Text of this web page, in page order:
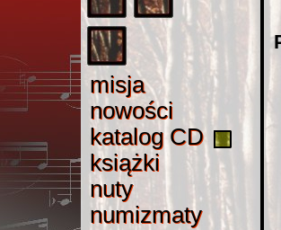
misja
misja
nowości
nowości
katalog CD
katalog CD
książki
książki
nuty
nuty
numizmaty
numizmaty